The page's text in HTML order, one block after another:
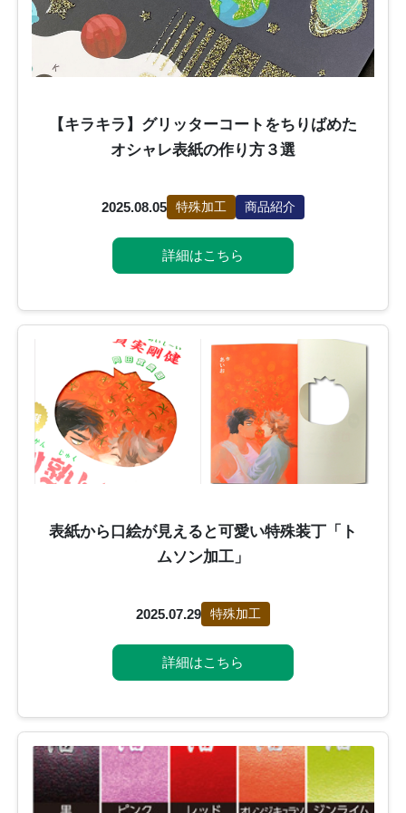
【キラキラ】グリッターコートをちりばめた
オシャレ表紙の作り方３選
2025.08.05 特殊加工 商品紹介
詳細はこちら
表紙から口絵が見えると可愛い特殊装丁「ト
ムソン加工」
2025.07.29 特殊加工
詳細はこちら